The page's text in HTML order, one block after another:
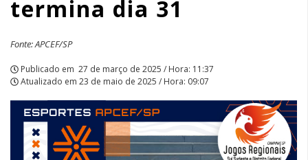
dia
31
|
APCEF/SP
termina dia 31
Fonte: APCEF/SP
Publicado em 27 de março de 2025 / Hora: 11:37
Atualizado em 23 de maio de 2025 / Hora: 09:07